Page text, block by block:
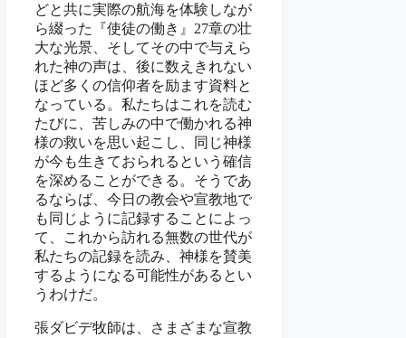
どと共に実際の航海を体験しなが
ら綴った『使徒の働き』27章の壮
大な光景、そしてその中で与えら
れた神の声は、後に数えきれない
ほど多くの信仰者を励ます資料と
なっている。私たちはこれを読む
たびに、苦しみの中で働かれる神
様の救いを思い起こし、同じ神様
が今も生きておられるという確信
を深めることができる。そうであ
るならば、今日の教会や宣教地で
も同じように記録することによっ
て、これから訪れる無数の世代が
私たちの記録を読み、神様を賛美
するようになる可能性があるとい
うわけだ。
張ダビデ牧師は、さまざまな宣教